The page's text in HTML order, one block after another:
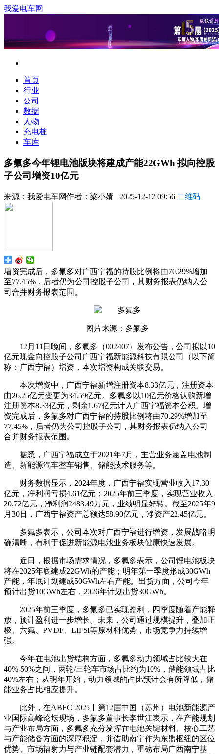
我爱电车网
首页
行业
公司
数据
人物
充电桩
车库
多氟多今年锂电池版块将建成产能22GWh 拟向控股
子公司增资10亿元
来源： 我爱电车网作者： 梁小婧 2025-12-12 09:56 二维码
增资完成后，多氟多对广西宁福的持股比例将由70.29%增加
至77.45%，后者仍为公司控股子公司，其财务报表仍纳入公
司合并财务报表范围。
图片来源：多氟多
12月11日晚间，多氟多（002407）发布公告，公司拟以10
亿元现金向控股子公司广西宁福新能源科技有限公司（以下简
称：广西宁福）增资，本次增资构成关联交易。
本次增资中，广西宁福新增注册资本8.33亿元，注册资本
由26.25亿元变更为34.59亿元。多氟多以10亿元价格认购新增
注册资本8.33亿元，剩余1.67亿元计入广西宁福资本公积。增
资完成后，多氟多对广西宁福的持股比例将由70.29%增加至
77.45%，后者仍为公司控股子公司，其财务报表仍纳入公司
合并财务报表范围。
据悉，广西宁福成立于2021年7月，主营业务涵盖电池制
造、新能源汽车整车销售、储能技术服务等。
财务数据显示，2024年度，广西宁福实现营业收入17.30
亿元，净利润亏损4.61亿元；2025年前三季度，实现营业收入
20.72亿元，净利润2483.49万元，业绩明显好转。截至2025年9
月30日，广西宁福资产总额达58.90亿元，净资产22.45亿元。
多氟多表示，公司本次对广西宁福进行增资，发展战略明
确清晰，有利于促进新能源电池业务板块健康快速发展。
近日，根据市场需求情况，多氟多表示，公司锂电池板块
将在2025年底建成22GWh的产能；明年第一季度形成30GWh
产能，年底计划建成50GWh左右产能。出货方面，公司今年
预计出货10GWh左右，2026年计划出货30GWh。
2025年前三季度，多氟多已实现盈利，四季度随着产能释
放，预计盈利进一步增长。未来，公司通过规模提升，叠加正
极、六氟、PVDF、LIFSI等原材料优势，市场竞争力持续增
强。
今年在电池出货结构方面，多氟多动力领域占比较大在
40%-50%之间，两轮/三轮车市场占比约为10%，储能领域占比
40%左右；从明年开始，动力领域的占比预计会有所降低，储
能业务占比相应提升。
此外，在ABEC 2025丨第12届中国（苏州）电池新能源产
业国际高峰论坛现场，多氟多董事长李世江表示，在产能规划
与产业布局方面，多氟多充分发挥在电池关键材料、核心工艺
与产能储备方面的深厚积淀，并借助南宁作为东盟枢纽的区位
优势、市场辐射力与产业链配套潜力，重磅布局广西南宁基